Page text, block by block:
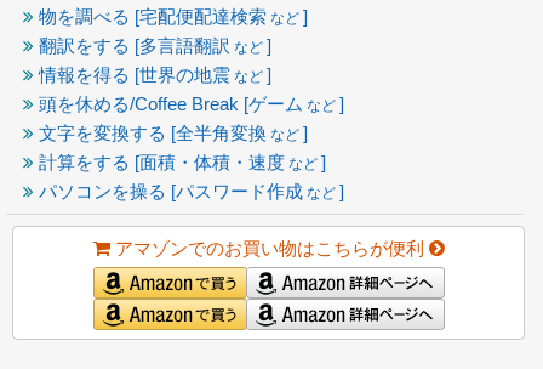
物を調べる [宅配便配達検索 など ]
翻訳をする [多言語翻訳 など ]
情報を得る [世界の地震 など ]
頭を休める/Coffee Break [ゲーム など ]
文字を変換する [全半角変換 など ]
計算をする [面積・体積・速度 など ]
パソコンを操る [パスワード作成 など ]
アマゾンでのお買い物はこちらが便利